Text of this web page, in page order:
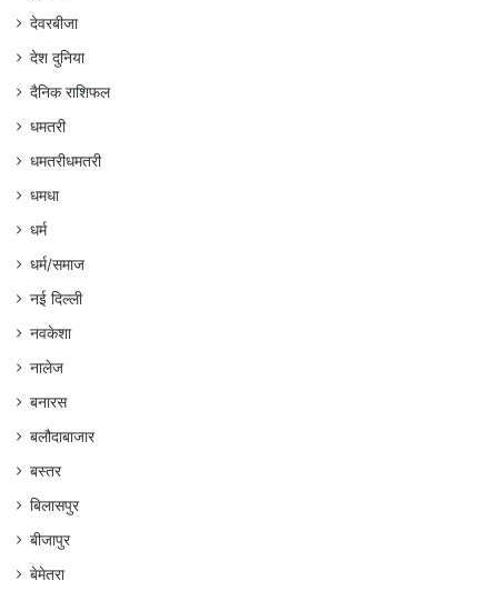
देवरबीजा
देश दुनिया
दैनिक राशिफल
धमतरी
धमतरीधमतरी
धमधा
धर्म
धर्म/समाज
नई दिल्ली
नवकेशा
नालेज
बनारस
बलौदाबाजार
बस्तर
बिलासपुर
बीजापुर
बेमेतरा